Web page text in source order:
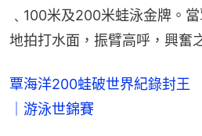
﹑100米及200米蛙泳金牌。
地拍打水面，振臂高呼，興奮
覃海洋200蛙破世界紀錄封王
｜游泳世錦賽